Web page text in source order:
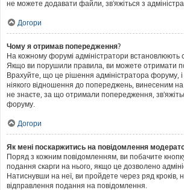
не можете додавати файли, зв'яжіться з
Догори
Чому я отримав попередження?
На кожному форумі адміністратори встановлюють
Якщо ви порушили правила, ви можете отримати
Врахуйте, що це рішення адміністратора форуму,
ніякого відношення до попереджень, винесеним
не знаєте, за що отримали попередження,
форуму.
Догори
Як мені поскаржитись на повідомлення
Поряд з кожним повідомленням, ви побачите
подання скарги на нього, якщо це дозволено
Натиснувши на неї, ви пройдете через ряд кроків,
відправлення подання на повідомлення.